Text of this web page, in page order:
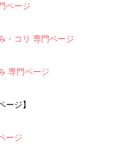
ページ
・コリ 専門ページ
専門ページ
ージ】
ージ